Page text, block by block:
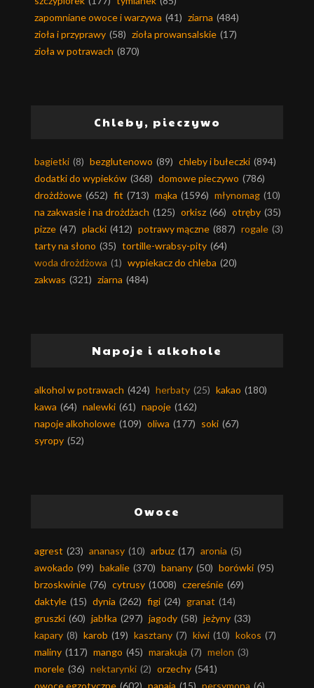
zapomniane owoce i warzywa (41) ziarna (484)
zioła i przyprawy (58) zioła prowansalskie (17)
zioła w potrawach (870)
Chleby, pieczywo
bagietki (8) bezglutenowo (89) chleby i bułeczki (894)
dodatki do wypieków (368) domowe pieczywo (786)
drożdżowe (652) fit (713) mąka (1596) młynomag (10)
na zakwasie i na drożdżach (125) orkisz (66) otręby (35)
pizze (47) placki (412) potrawy mączne (887) rogale (3)
tarty na słono (35) tortille-wrabsy-pity (64)
woda drożdżowa (1) wypiekacz do chleba (20)
zakwas (321) ziarna (484)
Napoje i alkohole
alkohol w potrawach (424) herbaty (25) kakao (180)
kawa (64) nalewki (61) napoje (162)
napoje alkoholowe (109) oliwa (177) soki (67)
syropy (52)
Owoce
agrest (23) ananasy (10) arbuz (17) aronia (5)
awokado (99) bakalie (370) banany (50) borówki (95)
brzoskwinie (76) cytrusy (1008) czereśnie (69)
daktyle (15) dynia (262) figi (24) granat (14)
gruszki (60) jabłka (297) jagody (58) jeżyny (33)
kapary (8) karob (19) kasztany (7) kiwi (10) kokos (7)
maliny (117) mango (45) marakuja (7) melon (3)
morele (36) nektarynki (2) orzechy (541)